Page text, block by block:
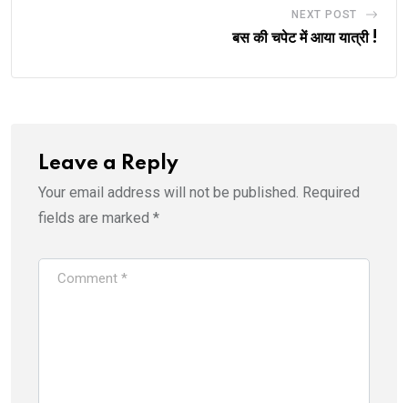
NEXT POST
बस की चपेट में आया यात्री !
Leave a Reply
Your email address will not be published. Required
fields are marked *